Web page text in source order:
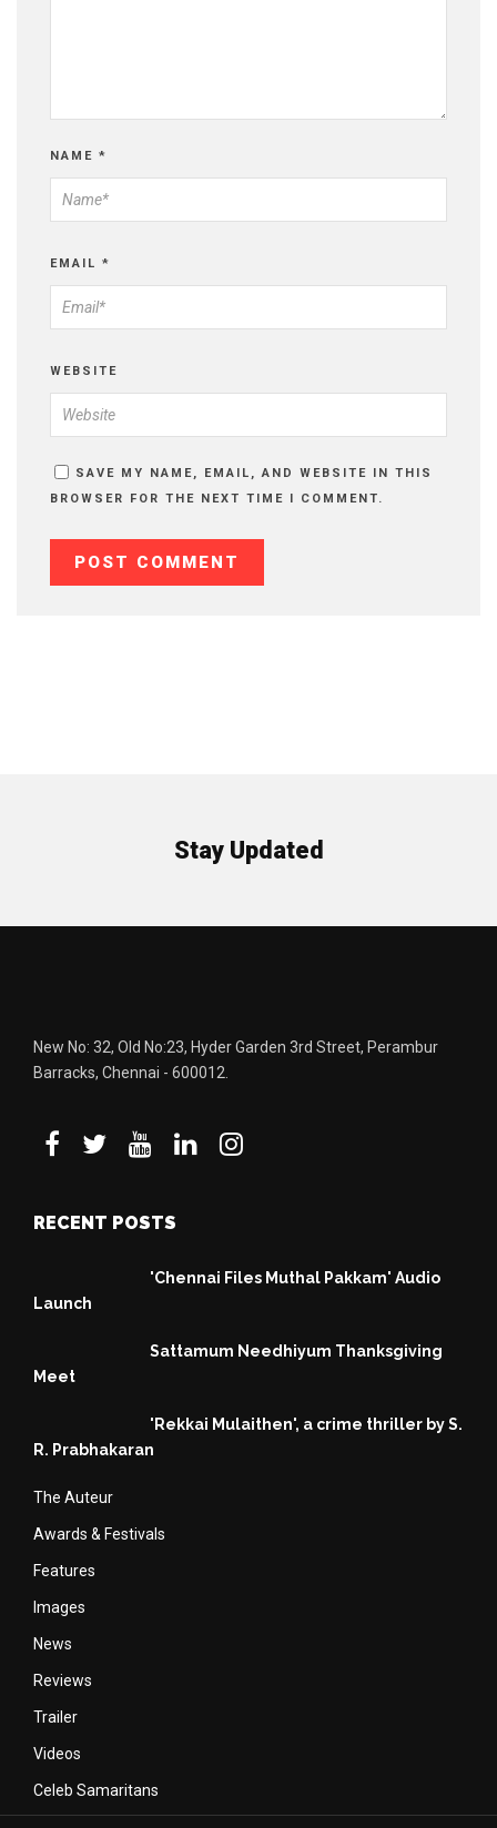
NAME *
EMAIL *
WEBSITE
SAVE MY NAME, EMAIL, AND WEBSITE IN THIS
BROWSER FOR THE NEXT TIME I COMMENT.
Stay Updated
New No: 32, Old No:23, Hyder Garden 3rd Street, Perambur
Barracks, Chennai - 600012.
RECENT POSTS
'Chennai Files Muthal Pakkam' Audio
Launch
Sattamum Needhiyum Thanksgiving
Meet
'Rekkai Mulaithen', a crime thriller by S.
R. Prabhakaran
The Auteur
Awards & Festivals
Features
Images
News
Reviews
Trailer
Videos
Celeb Samaritans